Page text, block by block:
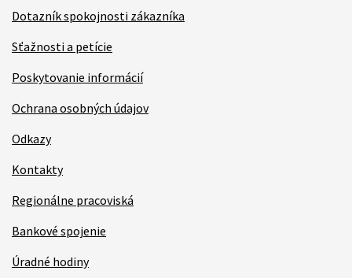
Dotazník spokojnosti zákazníka
Sťažnosti a petície
Poskytovanie informácií
Ochrana osobných údajov
Odkazy
Kontakty
Regionálne pracoviská
Bankové spojenie
Úradné hodiny